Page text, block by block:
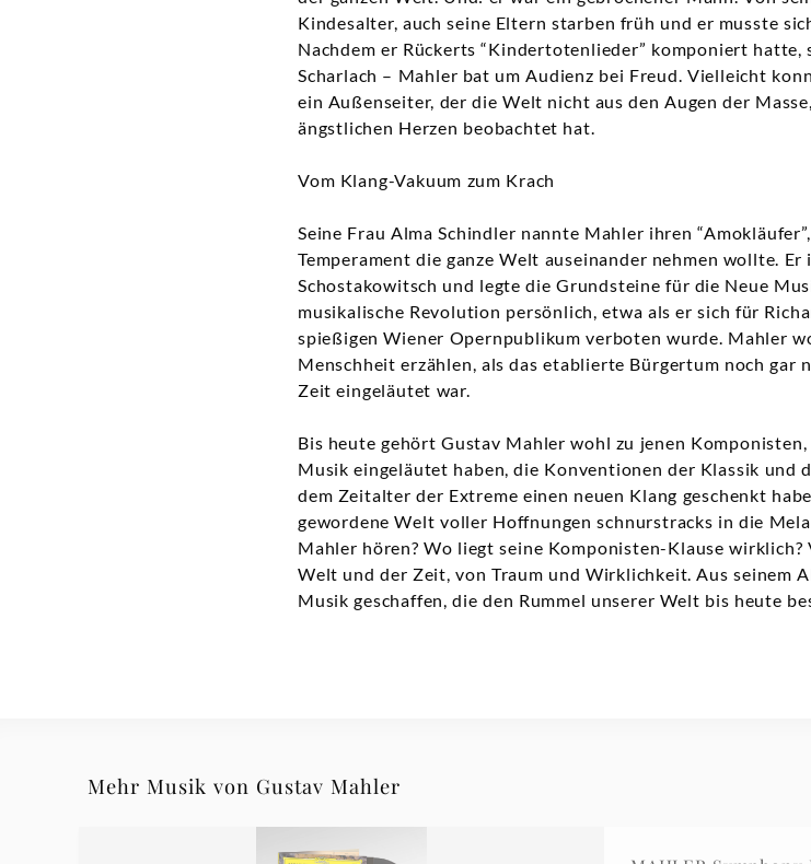
Kindesalter, auch seine Eltern starben früh und er musste
Nachdem er Rückerts “Kindertotenlieder” komponiert hatte,
Scharlach – Mahler bat um Audienz bei Freud. Vielleicht
ein Außenseiter, der die Welt nicht aus den Augen der
ängstlichen Herzen beobachtet hat.
Vom Klang-Vakuum zum Krach
Seine Frau Alma Schindler nannte Mahler ihren
Temperament die ganze Welt auseinander nehmen wollte.
Schostakowitsch und legte die Grundsteine für die Neue
musikalische Revolution persönlich, etwa als er sich für
spießigen Wiener Opernpublikum verboten wurde. Mahler
Menschheit erzählen, als das etablierte Bürgertum noch gar
Zeit eingeläutet war.
Bis heute gehört Gustav Mahler wohl zu jenen
Musik eingeläutet haben, die Konventionen der Klassik und
dem Zeitalter der Extreme einen neuen Klang geschenkt
gewordene Welt voller Hoffnungen schnurstracks in die
Mahler hören? Wo liegt seine Komponisten-Klause
Welt und der Zeit, von Traum und Wirklichkeit. Aus seinem
Musik geschaffen, die den Rummel unserer Welt bis heute
Mehr Musik von Gustav Mahler